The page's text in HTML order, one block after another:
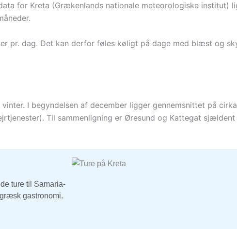
for Kreta (Grækenlands nationale meteorologiske institut)
pr. dag. Det kan derfor føles køligt på dage med blæst og
I begyndelsen af december ligger gennemsnittet på cirka
Til sammenligning er Øresund og Kattegat
ture til Samaria-
gastronomi.